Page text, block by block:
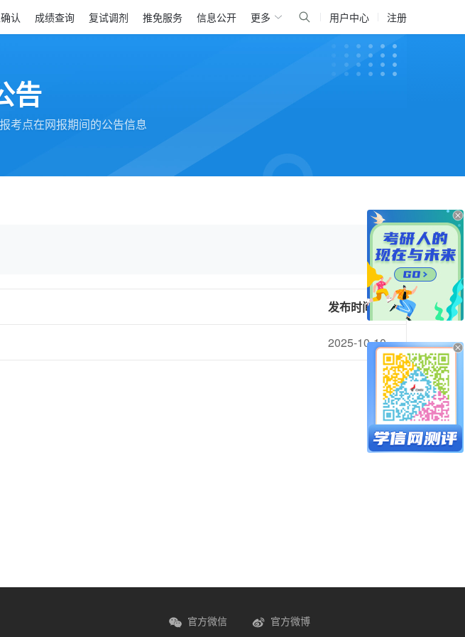
认 成绩查询 复试调剂 推免服务 信息公开 更多 用户中心 注册
告
考点在网报期间的公告信息
发布时间
2025-10-10
官方微信 官方微博